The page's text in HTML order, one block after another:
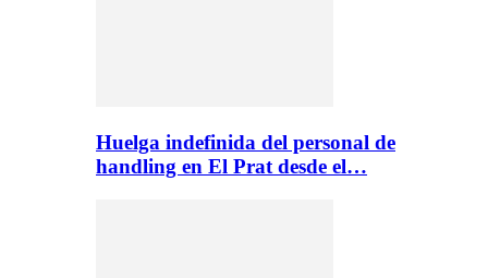
Huelga indefinida del personal de
handling en El Prat desde el…